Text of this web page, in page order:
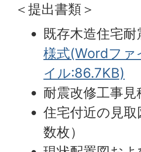
＜提出書類＞
既存木造住宅
様式(Wordファ
イル:86.7KB)
耐震改修工事
住宅付近の見
数枚）